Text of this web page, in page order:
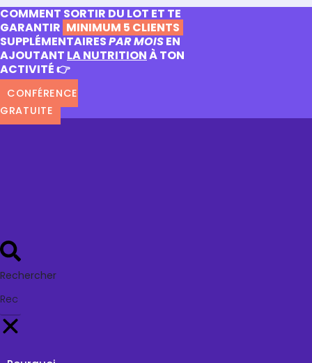
COMMENT SORTIR DU LOT ET TE
GARANTIR MINIMUM 5 CLIENTS
SUPPLÉMENTAIRESPAR MOISEN
AJOUTANT LA NUTRITIONÀ TON
ACTIVITÉ 👉
CONFÉRENCE
GRATUITE
Rechercher